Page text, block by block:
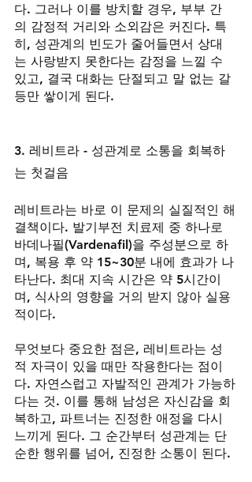
다. 그러나 이를 방치할 경우, 부부 간
의 감정적 거리와 소외감은 커진다. 특
히, 성관계의 빈도가 줄어들면서 상대
는 사랑받지 못한다는 감정을 느낄 수
있고, 결국 대화는 단절되고 말 없는 갈
등만 쌓이게 된다.
3. 레비트라 - 성관계로 소통을 회복하
는 첫걸음
레비트라는 바로 이 문제의 실질적인 해
결책이다. 발기부전 치료제 중 하나로
바데나필(Vardenafil)을 주성분으로 하
며, 복용 후 약 15~30분 내에 효과가 나
타난다. 최대 지속 시간은 약 5시간이
며, 식사의 영향을 거의 받지 않아 실용
적이다.
무엇보다 중요한 점은, 레비트라는 성
적 자극이 있을 때만 작용한다는 점이
다. 자연스럽고 자발적인 관계가 가능하
다는 것. 이를 통해 남성은 자신감을 회
복하고, 파트너는 진정한 애정을 다시
느끼게 된다. 그 순간부터 성관계는 단
순한 행위를 넘어, 진정한 소통이 된다.